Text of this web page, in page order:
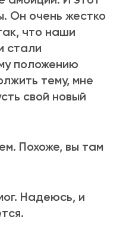
Он очень жестко
что наши
стали
положению
тему, мне
свой новый
Похоже, вы там
Надеюсь, и